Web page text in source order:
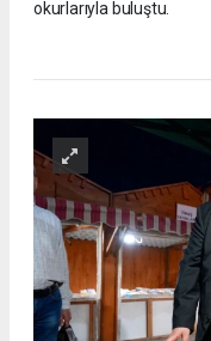
okurlarıyla buluştu.